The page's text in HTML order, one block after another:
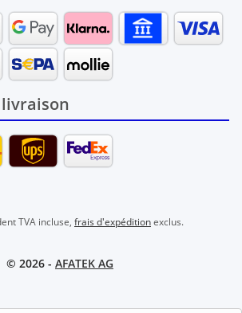
TVA incluse, frais d'expéditionexclus.
© 2026 - AFATEK AG